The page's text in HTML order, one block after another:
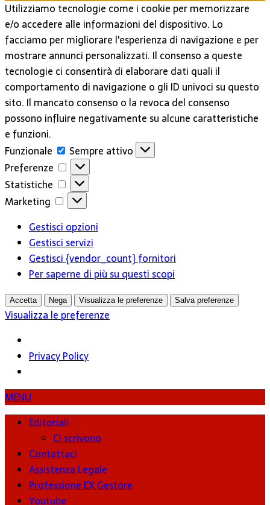
Utilizziamo tecnologie come i cookie per memorizzare
e/o accedere alle informazioni del dispositivo. Lo
facciamo per migliorare l'esperienza di navigazione e per
mostrare annunci personalizzati. Il consenso a queste
tecnologie ci consentirà di elaborare dati quali il
comportamento di navigazione o gli ID univoci su questo
sito. Il mancato consenso o la revoca del consenso
possono influire negativamente su alcune caratteristiche
e funzioni.
Funzionale
Funzionale
Sempre attivo
Preferenze
Preferenze
Statistiche
Statistiche
Marketing
Marketing
Gestisci opzioni
Gestisci servizi
Gestisci {vendor_count} fornitori
Per saperne di più su questi scopi
Accetta Nega Visualizza le preferenze Salva preferenze
Visualizza le preferenze
Privacy Policy
MENU
Editoriali
Ci scrivono
Contattaci
Assistenza Legale
Professione EX Gestore
Youtube